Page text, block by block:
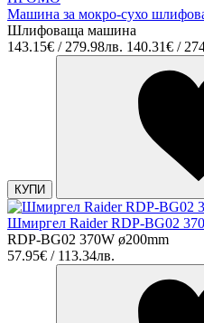
Машина за мокро-сухо
Шлифоваща машина
143.15€ / 279.98лв. 140.31€ /
КУПИ
Шмиргел Raider RDP-BG02
RDP-BG02 370W ø200mm
57.95€ / 113.34лв.